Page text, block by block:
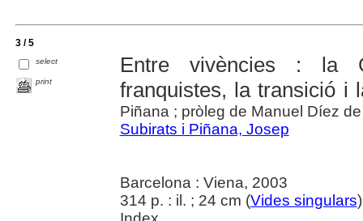
3 / 5
select
print
Entre vivències : la
franquistes, la transició i
Piñana ; pròleg de Manuel Díez
Subirats i Piñana, Josep
Barcelona : Viena, 2003
314 p. : il. ; 24 cm (Vides singulars